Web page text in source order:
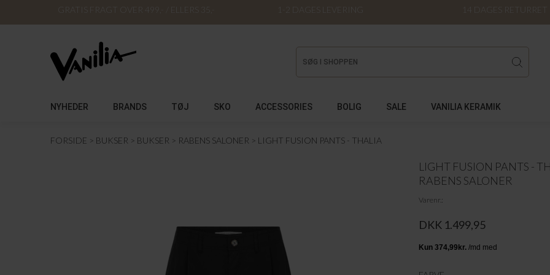
GRATIS FRAGT OVER 499,- / ELLERS 35,- 1-2 DAGES LEVERING 14 DAGES RETURRET
NYHEDER BRANDS TØJ SKO ACCESSORIES BOLIG SALE VANILIA KERAMIK
FORSIDE BUKSER BUKSER RABENS SALONER LIGHT FUSION PANTS - THALIA
LIGHT FUSION PANTS -
RABENS SALONER
Varenr.
DKK 1.499,95